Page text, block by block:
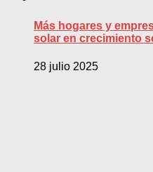
Más hogares y
solar en crecimiento
28 julio 2025